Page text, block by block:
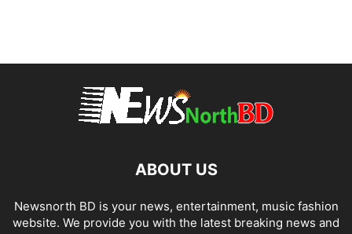
ABOUT US
Newsnorth BD is your news, entertainment, music fashion
website. We provide you with the latest breaking news and